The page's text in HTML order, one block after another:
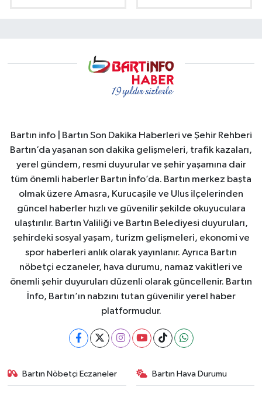
Bartın info | Bartın Son Dakika Haberleri ve Şehir Rehberi
Bartın’da yaşanan son dakika gelişmeleri, trafik kazaları,
yerel gündem, resmi duyurular ve şehir yaşamına dair
tüm önemli haberler Bartın İnfo’da. Bartın merkez başta
olmak üzere Amasra, Kurucaşile ve Ulus ilçelerinden
güncel haberler hızlı ve güvenilir şekilde okuyuculara
ulaştırılır. Bartın Valiliği ve Bartın Belediyesi duyuruları,
şehirdeki sosyal yaşam, turizm gelişmeleri, ekonomi ve
spor haberleri anlık olarak yayınlanır. Ayrıca Bartın
nöbetçi eczaneler, hava durumu, namaz vakitleri ve
önemli şehir duyuruları düzenli olarak güncellenir. Bartın
İnfo, Bartın’ın nabzını tutan güvenilir yerel haber
platformudur.
Bartın Nöbetçi Eczaneler Bartın Hava Durumu